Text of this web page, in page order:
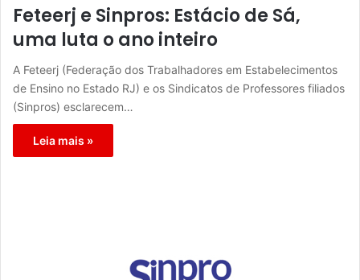
Feteerj e Sinpros: Estácio de Sá,
uma luta o ano inteiro
A Feteerj (Federação dos Trabalhadores em Estabelecimentos
de Ensino no Estado RJ) e os Sindicatos de Professores filiados
(Sinpros) esclarecem…
Leia mais »